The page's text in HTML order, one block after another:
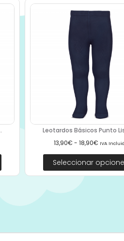
Leotardos Básicos Punto
13,90€ - 18,90€ IVA
Seleccionar